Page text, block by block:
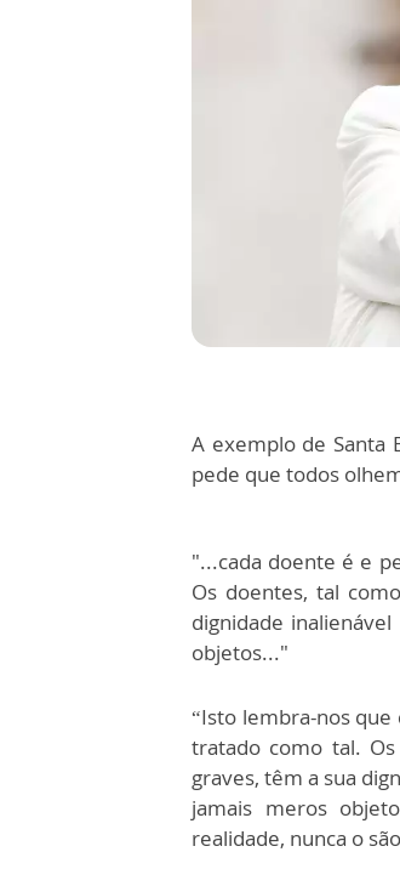
A exemplo de Santa
pede que todos
"...cada doente é e
Os doentes, tal
dignidade
objetos..."
“Isto lembra-nos
tratado como tal.
graves, têm a sua
jamais meros
realidade, nunca o